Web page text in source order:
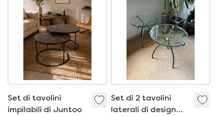
Set di tavolini
impilabili di Juntoo
Set di 2 tavolini
laterali di design